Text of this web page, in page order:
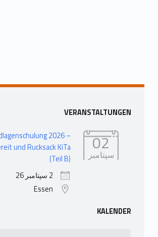
Sidebar
VERANSTALTUNGEN
02
سپتامبر
2026 –
und Rucksack KiTa
(Teil B)
2 سپتامبر 26
Essen
KALENDER